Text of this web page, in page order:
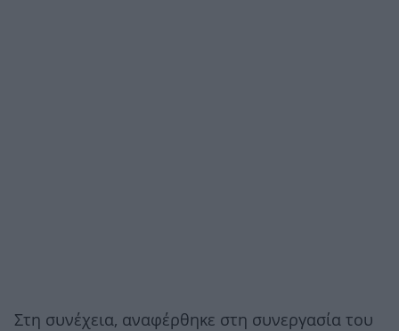
Στη συνέχεια, αναφέρθηκε στη συνεργασία του